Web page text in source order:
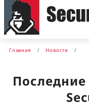
Главная Новости
Последние